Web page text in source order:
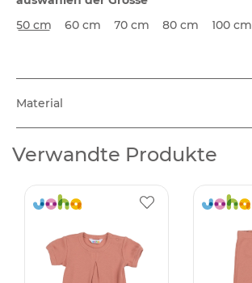
50 cm
60 cm 70 cm 80 cm
100 cm
Material
Verwandte Produkte